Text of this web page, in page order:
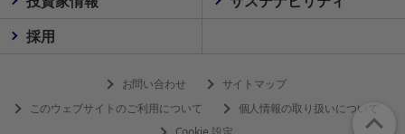
採用
お問い合わせ
サイトマップ
このウェブサイトのご利用について
個人情報の取り扱いについて